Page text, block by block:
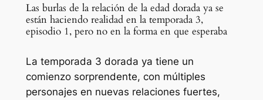
Las burlas de la relación de la edad dorada ya se
están haciendo realidad en la temporada 3,
episodio 1, pero no en la forma en que esperaba
La temporada 3 dorada ya tiene un
comienzo sorprendente, con múltiples
personajes en nuevas relaciones fuertes,